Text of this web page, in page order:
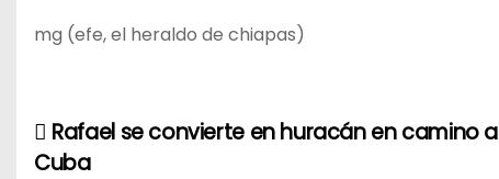
mg (efe, el heraldo de chiapas)
NRafael se convierte en huracán en camino a
Cuba